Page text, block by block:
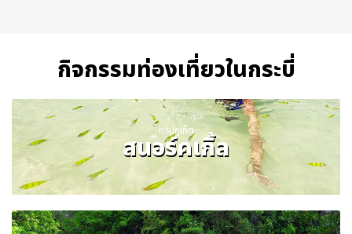
กิจกรรมท่องเที่ยวในกระบี่
ทริปภูเก็ต
สนอร์คเกิ้ล